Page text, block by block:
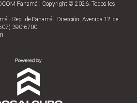
Panamá | Copyright © 2026. Todos los
- Rep. de Panamá | Dirección, Avenida 12 de
390-6700